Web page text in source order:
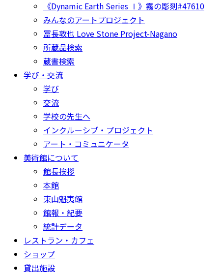
《Dynamic Earth Series Ⅰ》霧の彫刻#47610
みんなのアートプロジェクト
冨長敦也 Love Stone Project-Nagano
所蔵品検索
蔵書検索
学び・交流
学び
交流
学校の先生へ
インクルーシブ・プロジェクト
アート・コミュニケータ
美術館について
館長挨拶
本館
東山魁夷館
館報・紀要
統計データ
レストラン・カフェ
ショップ
貸出施設